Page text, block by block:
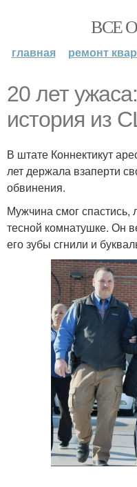
ВСЕ
главная ремонт
20 лет
история из
В штате Коннектикут
лет держала взаперти
обвинения.
Мужчина смог
тесной комнатушке. Он
его зубы сгнили и